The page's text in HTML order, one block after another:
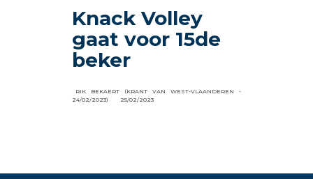
Knack Volley
gaat voor 15de
beker
RIK BEKAERT (KRANT VAN WEST-VLAANDEREN -
24/02/2023)
25/02/2023